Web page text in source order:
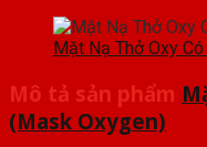
Mặt Nạ Thở Oxy
Mô tả sản phẩm
(Mask Oxygen)